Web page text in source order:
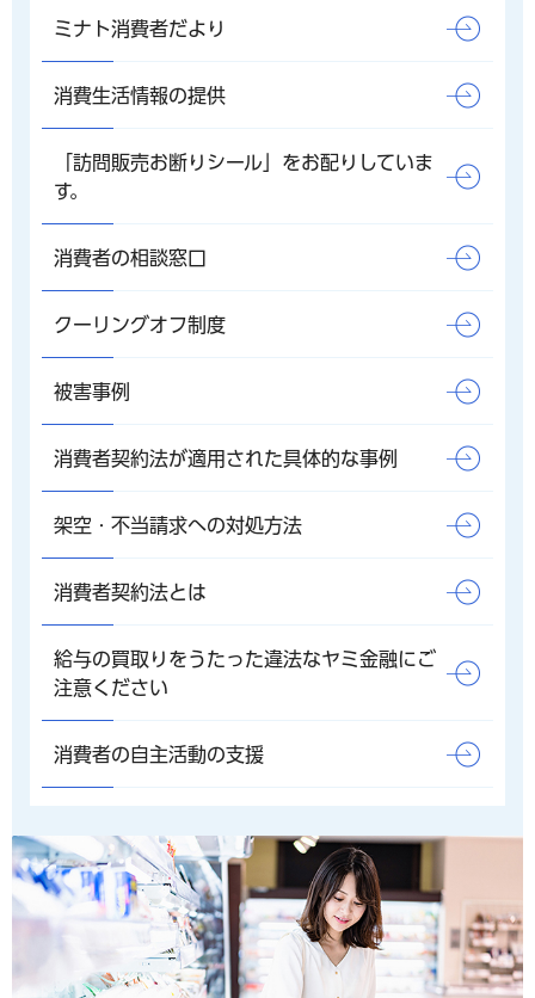
ミナト消費者だより
消費生活情報の提供
「訪問販売お断りシール」をお配りしていま
す。
消費者の相談窓口
クーリングオフ制度
被害事例
消費者契約法が適用された具体的な事例
架空・不当請求への対処方法
消費者契約法とは
給与の買取りをうたった違法なヤミ金融にご
注意ください
消費者の自主活動の支援